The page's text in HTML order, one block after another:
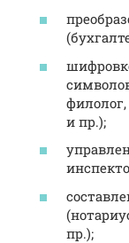
и пр.);
пр.);